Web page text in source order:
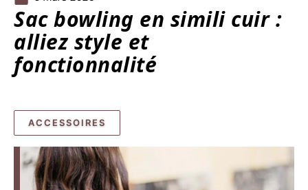
Sac bowling en simili cuir :
alliez style et
fonctionnalité
ACCESSOIRES